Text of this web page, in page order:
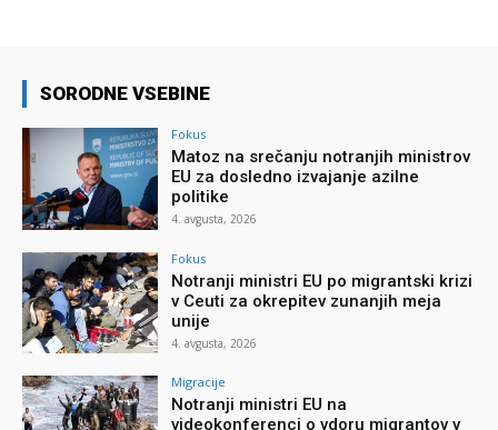
SORODNE VSEBINE
Fokus
Matoz na srečanju notranjih ministrov
EU za dosledno izvajanje azilne
politike
4. avgusta, 2026
Fokus
Notranji ministri EU po migrantski krizi
v Ceuti za okrepitev zunanjih meja
unije
4. avgusta, 2026
Migracije
Notranji ministri EU na
videokonferenci o vdoru migrantov v